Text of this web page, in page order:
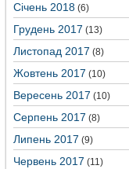
Січень 2018 (6)
Грудень 2017 (13)
Листопад 2017 (8)
Жовтень 2017 (10)
Вересень 2017 (10)
Серпень 2017 (8)
Липень 2017 (9)
Червень 2017 (11)